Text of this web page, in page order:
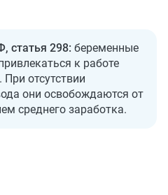
статья 298: беременные
к работе
отсутствии
они освобождаются от
среднего заработка.